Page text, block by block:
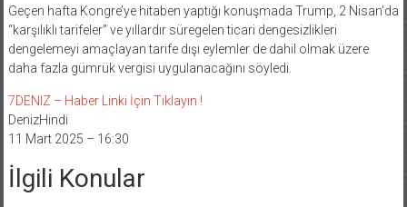
Geçen hafta Kongre’ye hitaben yaptığı konuşmada Trump, 2 Nisan’da
“karşılıklı tarifeler” ve yıllardır süregelen ticari dengesizlikleri
dengelemeyi amaçlayan tarife dışı eylemler de dahil olmak üzere
daha fazla gümrük vergisi uygulanacağını söyledi.
7DENIZ – Haber Linki İçin Tıklayın !
DenizHindi
11 Mart 2025 – 16:30
İlgili Konular